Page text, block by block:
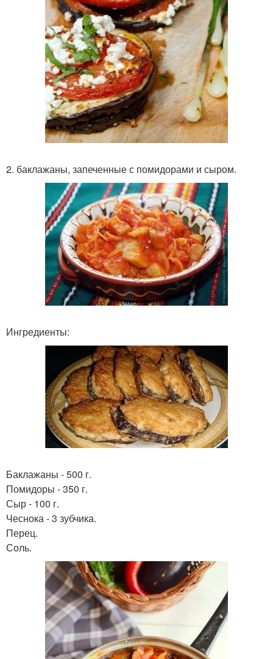
2. баклажаны, запеченные с помидорами и сыром.
Ингредиенты:
Баклажаны - 500 г.
Помидоры - 350 г.
Сыр - 100 г.
Чеснока - 3 зубчика.
Перец.
Соль.